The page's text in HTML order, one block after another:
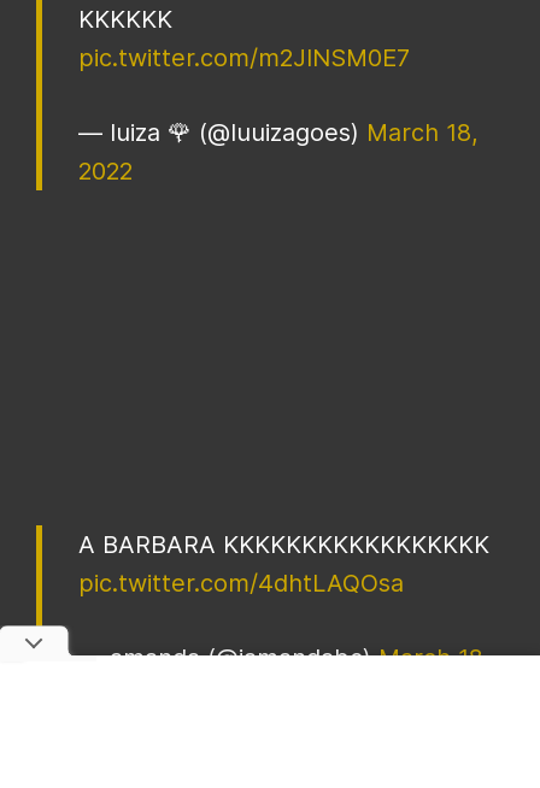
KKKKKK
pic.twitter.com/m2JlNSM0E7
— luiza 🌹 (@luuizagoes) March 18,
2022
A BARBARA KKKKKKKKKKKKKKKKK
pic.twitter.com/4dhtLAQOsa
— amanda (@iamandabc)March 18,